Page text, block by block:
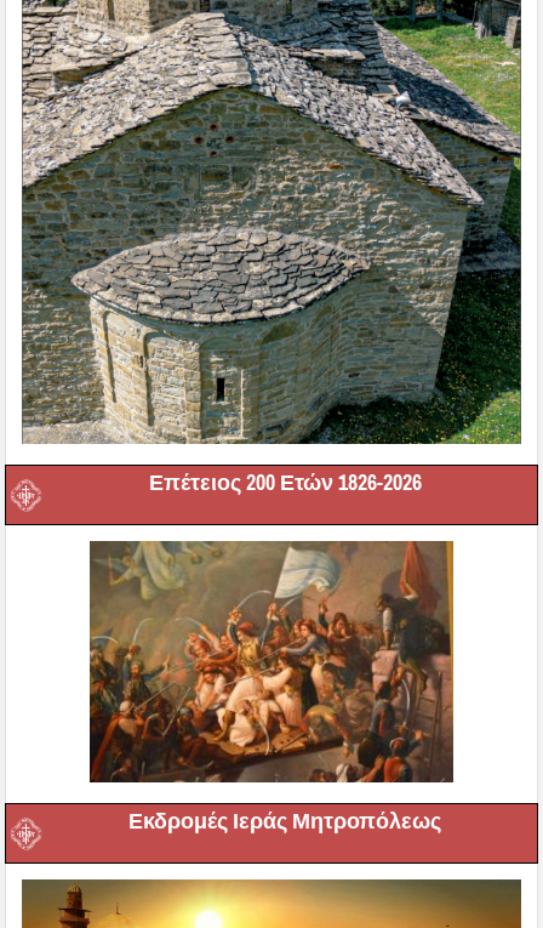
Επέτειος 200 Ετών 1826-2026
Εκδρομές Ιεράς Μητροπόλεως